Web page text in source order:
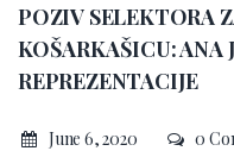
POZIV SELEKTORA
KOŠARKAŠICU: ANA
REPREZENTACIJE
June 6, 2020 0